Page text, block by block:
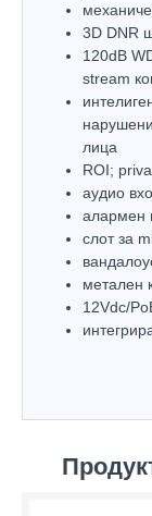
3D DNR
120dB
stream
лица
ROI;
аудио
алармен
слот за
метален
12Vdc/